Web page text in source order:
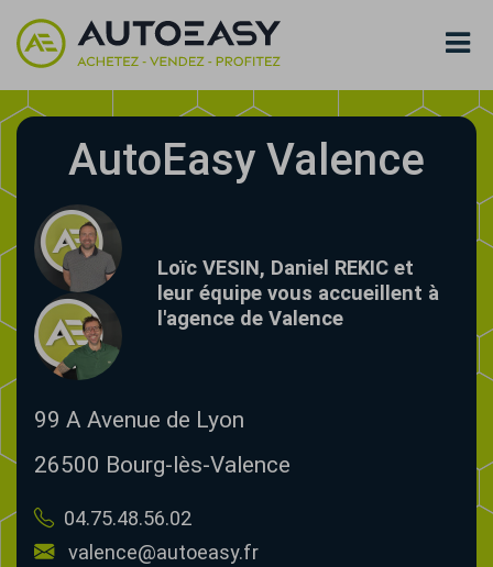
AutoEasy Valence
Loïc VESIN, Daniel REKIC et
leur équipe vous accueillent à
l'agence de Valence
99 A Avenue de Lyon
26500 Bourg-lès-Valence
04.75.48.56.02
valence@autoeasy.fr